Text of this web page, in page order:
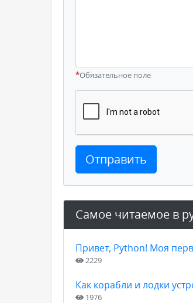
*Обязательное поле
Отправить
Самое читаемое в
Привет, Python! Моя
2229
Как корабли и лодки
1976